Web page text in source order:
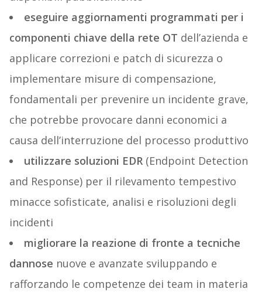
eseguire aggiornamenti programmati per i
componenti chiave della rete OT dell’azienda e
applicare correzioni e patch di sicurezza o
implementare misure di compensazione,
fondamentali per prevenire un incidente grave,
che potrebbe provocare danni economici a
causa dell’interruzione del processo produttivo
utilizzare soluzioni EDR(Endpoint Detection
and Response) per il rilevamento tempestivo
minacce sofisticate, analisi e risoluzioni degli
incidenti
migliorare la reazione di fronte a tecniche
dannose nuove e avanzate sviluppando e
rafforzando le competenze dei team in materia